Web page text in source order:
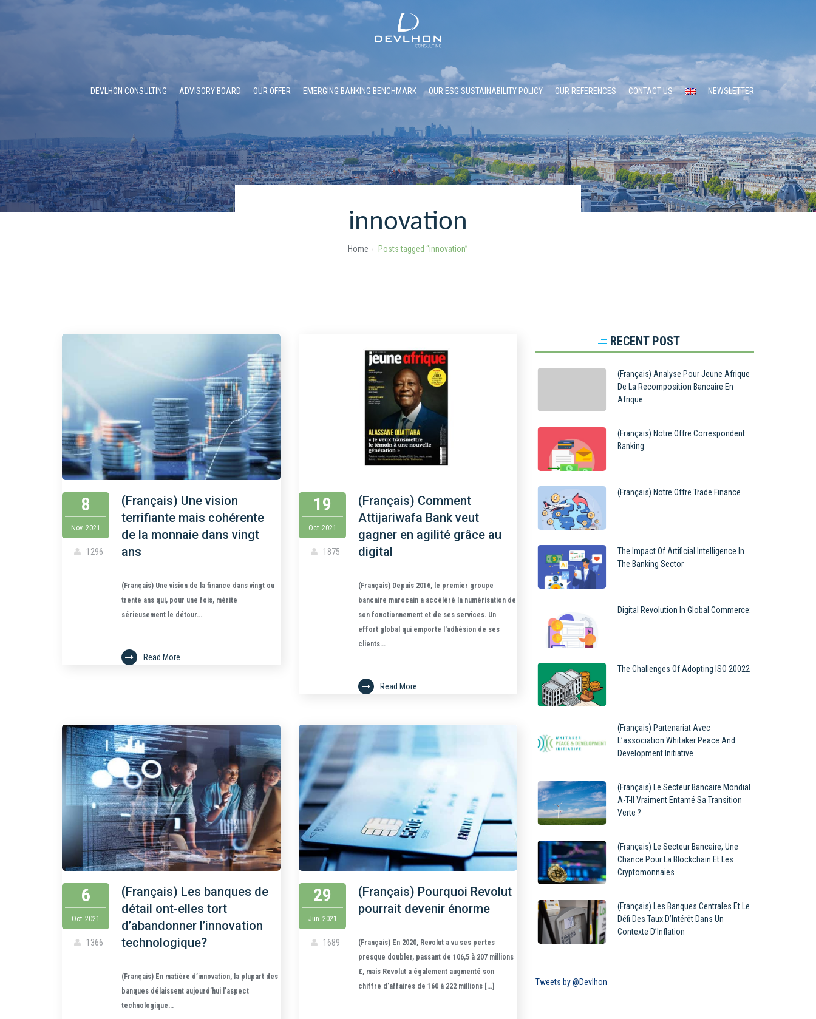
DEVLHON CONSULTING ADVISORY BOARD OUR OFFER EMERGING BANKING BENCHMARK OUR ESG SUSTAINABILITY POLICY OUR REFERENCES CONTACT US NEWSLETTER
innovation
Home Posts tagged “innovation”
8
Nov 2021
1296
(Français) Une vision
terrifiante mais cohérente
de la monnaie dans vingt
ans
(Français) Une vision de la finance dans vingt ou
trente ans qui, pour une fois, mérite
sérieusement le détour...
Read More
19
Oct 2021
1875
(Français) Comment
Attijariwafa Bank veut
gagner en agilité grâce au
digital
(Français) Depuis 2016, le premier groupe
bancaire marocain a accéléré la numérisation de
son fonctionnement et de ses services. Un
effort global qui emporte l'adhésion de ses
clients...
Read More
6
Oct 2021
1366
(Français) Les banques de
détail ont-elles tort
d’abandonner l’innovation
technologique?
(Français) En matière d’innovation, la plupart des
banques délaissent aujourd’hui l’aspect
technologique...
29
Jun 2021
1689
(Français) Pourquoi Revolut
pourrait devenir énorme
(Français) En 2020, Revolut a vu ses pertes
presque doubler, passant de 106,5 à 207 millions
£, mais Revolut a également augmenté son
chiffre d’affaires de 160 à 222 millions [...]
RECENT POST
(Français) Analyse Pour Jeune Afrique
De La Recomposition Bancaire En
Afrique
(Français) Notre Offre Correspondent
Banking
(Français) Notre Offre Trade Finance
The Impact Of Artificial Intelligence In
The Banking Sector
Digital Revolution In Global Commerce:
The Challenges Of Adopting ISO 20022
(Français) Partenariat Avec
L’association Whitaker Peace And
Development Initiative
(Français) Le Secteur Bancaire Mondial
A-T-Il Vraiment Entamé Sa Transition
Verte ?
(Français) Le Secteur Bancaire, Une
Chance Pour La Blockchain Et Les
Cryptomonnaies
(Français) Les Banques Centrales Et Le
Défi Des Taux D’Intérêt Dans Un
Contexte D’Inflation
Tweets by @Devlhon